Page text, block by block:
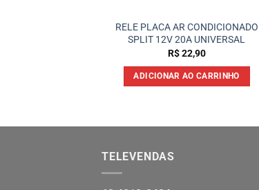
RELE PLACA AR CONDICIONADO
SPLIT 12V 20A UNIVERSAL
R$22,90
ADICIONAR AO CARRINHO
TELEVENDAS